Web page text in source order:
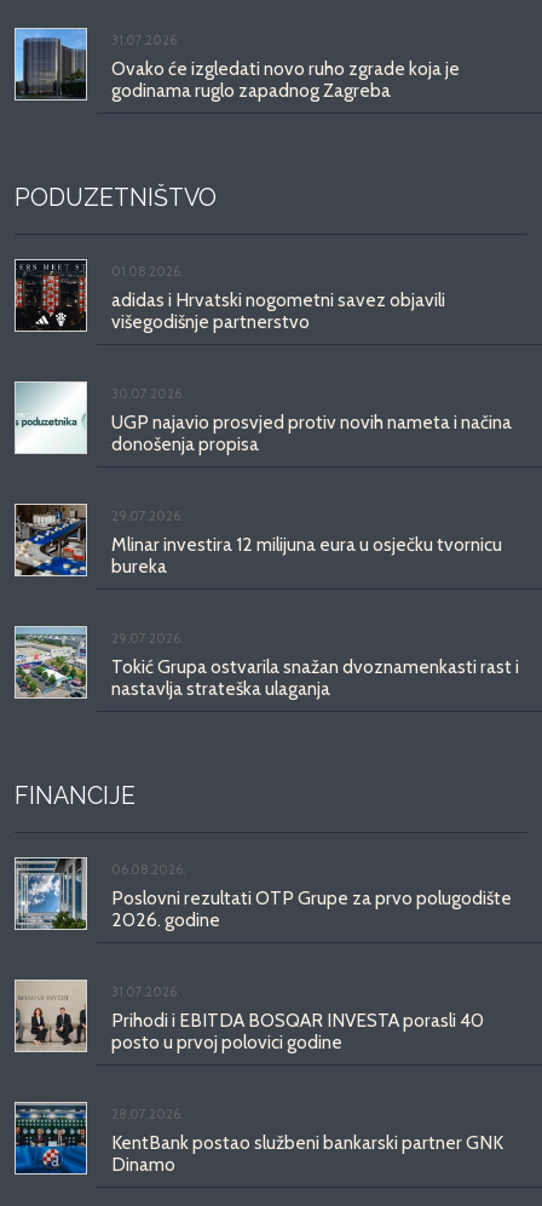
31.07.2026.
Ovako će izgledati novo ruho zgrade koja je
godinama ruglo zapadnog Zagreba
PODUZETNIŠTVO
01.08.2026.
adidas i Hrvatski nogometni savez objavili
višegodišnje partnerstvo
30.07.2026.
UGP najavio prosvjed protiv novih nameta i načina
donošenja propisa
29.07.2026.
Mlinar investira 12 milijuna eura u osječku tvornicu
bureka
29.07.2026.
Tokić Grupa ostvarila snažan dvoznamenkasti rast i
nastavlja strateška ulaganja
FINANCIJE
06.08.2026.
Poslovni rezultati OTP Grupe za prvo polugodište
2026. godine
31.07.2026.
Prihodi i EBITDA BOSQAR INVESTA porasli 40
posto u prvoj polovici godine
28.07.2026.
KentBank postao službeni bankarski partner GNK
Dinamo